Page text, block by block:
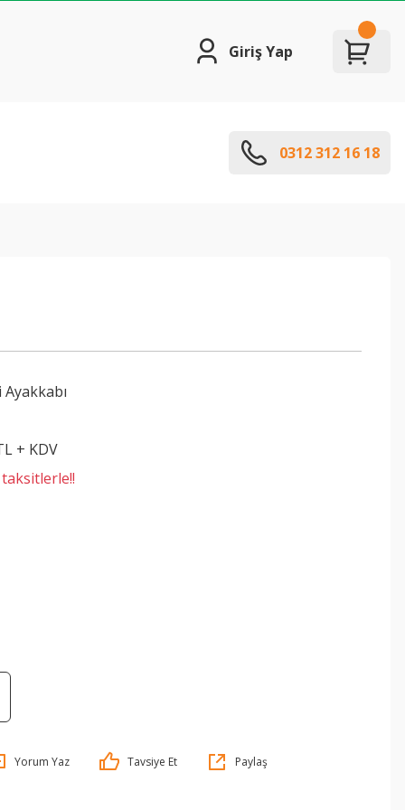
Giriş Yap
0312 312 16 18
+ KDV
Yorum Yaz Tavsiye Et Paylaş